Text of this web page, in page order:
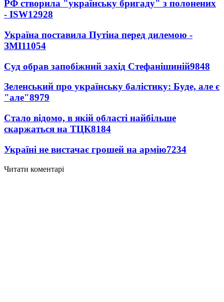
РФ створила "українську бригаду" з полонених
- ISW12928
Україна поставила Путіна перед дилемою -
ЗМІ11054
Суд обрав запобіжний захід Стефанішиній9848
Зеленський про українську балістику: Буде, але є
"але"8979
Стало відомо, в якій області найбільше
скаржаться на ТЦК8184
Україні не вистачає грошей на армію7234
Читати коментарі